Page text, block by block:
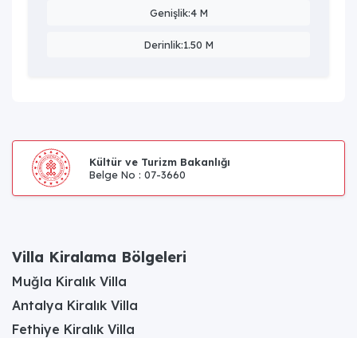
Genişlik:4 M
Derinlik:1.50 M
Kültür ve Turizm Bakanlığı
Belge No : 07-3660
Villa Kiralama Bölgeleri
Muğla Kiralık Villa
Antalya Kiralık Villa
Fethiye Kiralık Villa